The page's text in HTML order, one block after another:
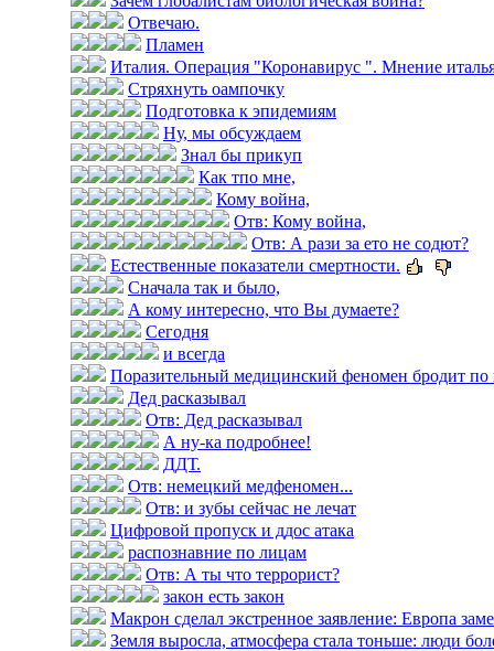
Отвечаю.
Пламен
Италия. Операция "Коронавирус ". Мнение
Стряхнуть оампочку
Подготовка к эпидемиям
Ну, мы обсуждаем
Знал бы прикуп
Как тпо мне,
Кому война,
Отв: Кому война,
Отв: А рази за ето не содют?
Естественные показатели смертности.
Сначала так и было,
А кому интересно, что Вы думаете?
Сегодня
и всегда
Поразительный медицинский феномен бродит по
Дед расказывал
Отв: Дед расказывал
А ну-ка подробнее!
ДДТ.
Отв: немецкий медфеномен...
Отв: и зубы сейчас не лечат
Цифровой пропуск и ддос атака
распознавние по лицам
Отв: А ты что террорист?
закон есть закон
Макрон сделал экстренное заявление: Европа
Земля выросла, атмосфера стала тоньше: люди